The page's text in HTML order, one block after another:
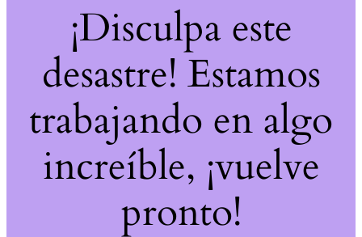
¡Disculpa este
desastre! Estamos
trabajando en algo
increíble, ¡vuelve
pronto!